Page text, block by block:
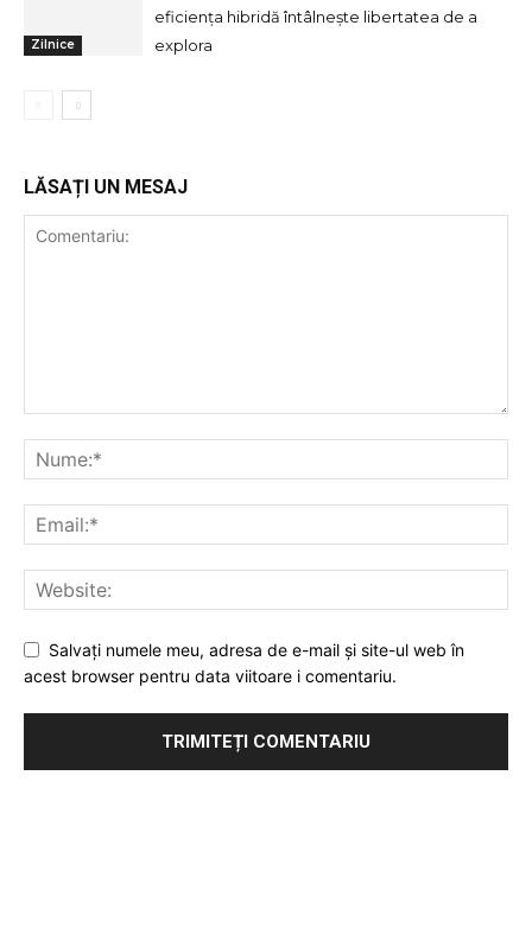
Zilnice
eficiența hibridă întâlnește libertatea de a
explora
LĂSAȚI UN MESAJ
Salvați numele meu, adresa de e-mail și site-ul web în
acest browser pentru data viitoare i comentariu.